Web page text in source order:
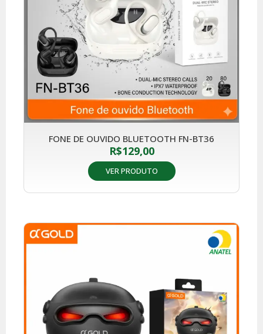
FONE DE OUVIDO BLUETOOTH FN-BT36
R$129,00
VER PRODUTO